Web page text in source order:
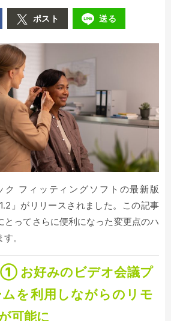
ポスト 送る
ク フィッティングソフトの最新版
」がリリースされました。この記事
とってさらに便利になった変更点のハ
。
① お好みのビデオ会議プ
を利用しながらのリモ
可能に